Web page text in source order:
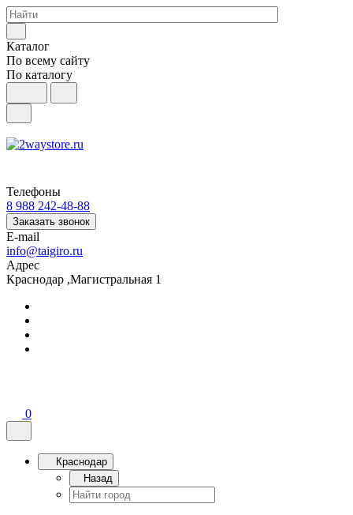
Каталог
По всему сайту
По каталогу
Телефоны
8 988 242-48-88
Заказать звонок
E-mail
info@taigiro.ru
Адрес
Краснодар ,Магистральная 1
0
Краснодар
Назад